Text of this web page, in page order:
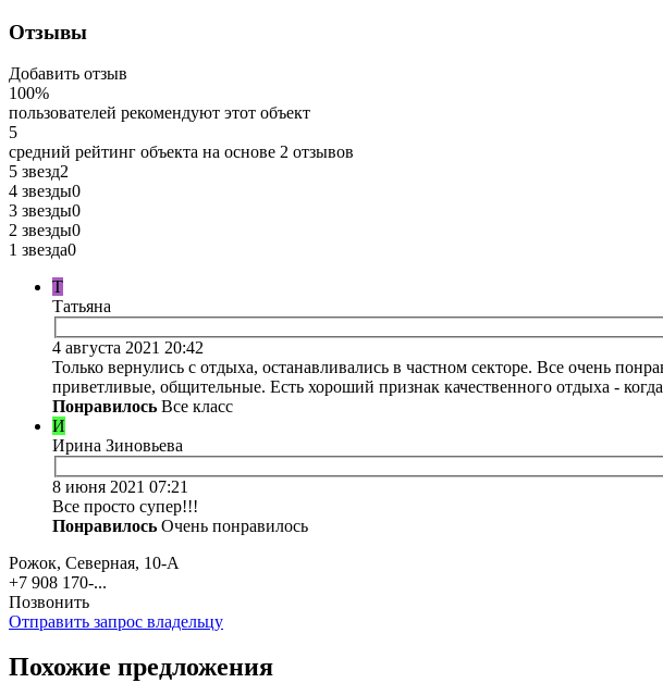
Отзывы
Добавить отзыв
100%
пользователей рекомендуют этот объект
5
средний рейтинг объекта на основе 2 отзывов
5 звезд2
4 звезды0
3 звезды0
2 звезды0
1 звезда0
Т
Татьяна
4 августа 2021 20:42
Только вернулись с отдыха, останавливались в частном секторе. Все очень
приветливые, общительные. Есть хороший признак качественного отдыха -
Понравилось Все класс
И
Ирина Зиновьева
8 июня 2021 07:21
Все просто супер!!!
Понравилось Очень понравилось
Рожок, Северная, 10-А
+7 908 170-...
Позвонить
Отправить запрос владельцу
Похожие предложения